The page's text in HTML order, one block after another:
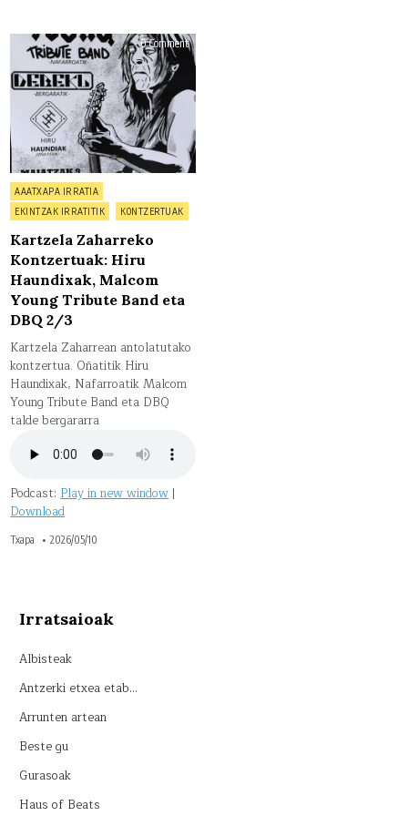
0 Commenton
Kartzela
Zaharreko
Hiru
Haundixak,
Tribute
Band
eta
DBQ
2/3
Posted
in
AAATXAPA IRRATIA
EKINTZAK IRRATITIK
KONTZERTUAK
Kartzela Zaharreko
Kontzertuak: Hiru
Haundixak, Malcom
Young Tribute Band eta
DBQ 2/3
Kartzela Zaharrean antolatutako
kontzertua. Oñatitik Hiru
Haundixak, Nafarroatik Malcom
Young Tribute Band eta DBQ
talde bergararra
Podcast:Play in new window|
Download
Txapa 2026/05/10
Irratsaioak
Albisteak
Antzerki etxea etab…
Arrunten artean
Beste gu
Gurasoak
Haus of Beats